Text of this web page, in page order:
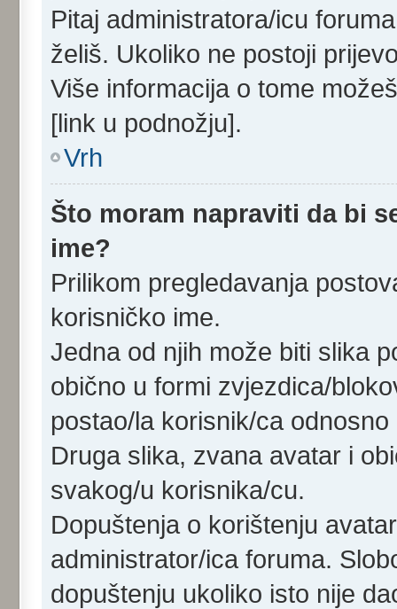
Pitaj administratora/icu
želiš. Ukoliko ne postoji
Više informacija o tome
[link u podnožju].
Vrh
Što moram napraviti da bi
ime?
Prilikom pregledavanja
korisničko ime.
Jedna od njih može biti slika
obično u formi zvjezdica/
postao/la korisnik/ca
Druga slika, zvana avatar i
svakog/u korisnika/cu.
Dopuštenja o korištenju
administrator/ica foruma.
dopuštenju ukoliko isto nije